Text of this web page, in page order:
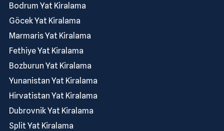
Bodrum Yat Kiralama
Göcek Yat Kiralama
Marmaris Yat Kiralama
Fethiye Yat Kiralama
Bozburun Yat Kiralama
Yunanistan Yat Kiralama
Hirvatistan Yat Kiralama
Dubrovnik Yat Kiralama
Split Yat Kiralama